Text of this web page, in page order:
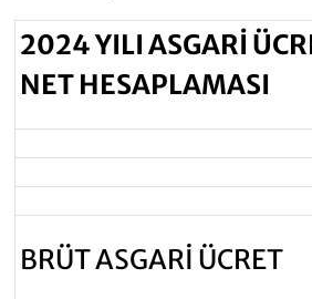
2024 YILI ASGARİ
NET HESAPLAMASI
BRÜT ASGARİ ÜCRET